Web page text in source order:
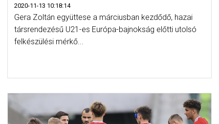
2020-11-13 10:18:14
Gera Zoltán együttese a márciusban kezdődő, hazai
társrendezésű U21-es Európa-bajnokság előtti utolsó
felkészülési mérkő...